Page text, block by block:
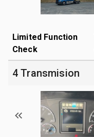
Limited Function
Check
4 Transmision